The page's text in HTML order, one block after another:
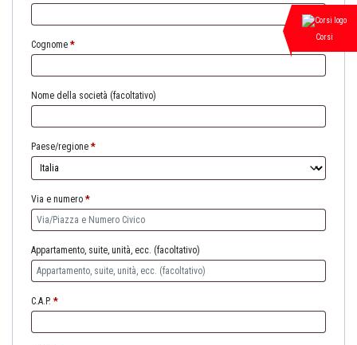
Cognome *
Nome della società (facoltativo)
Paese/regione *
Via e numero *
Appartamento, suite, unità, ecc. (facoltativo)
C.A.P. *
Corsi